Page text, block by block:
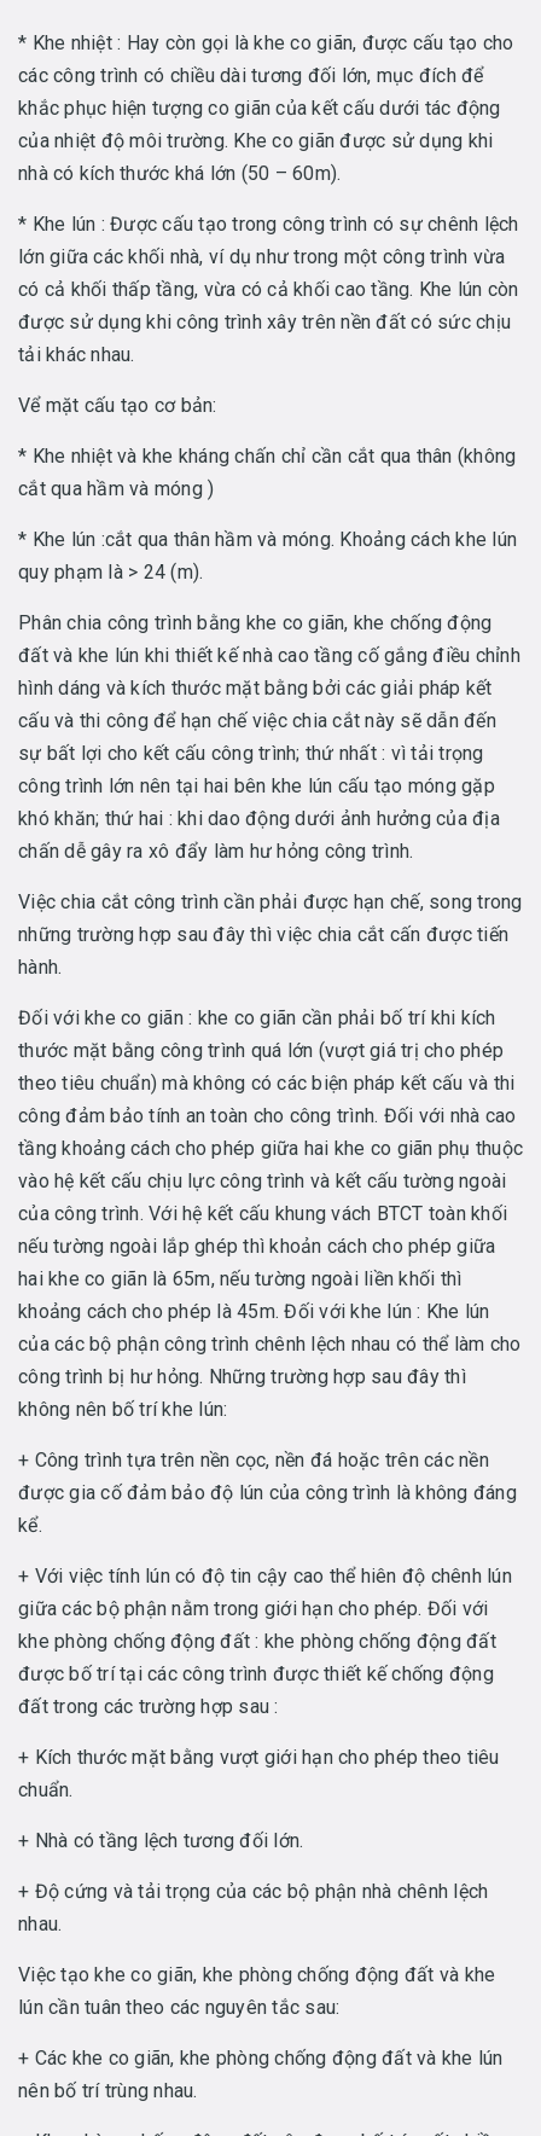
* Khe nhiệt : Hay còn gọi là khe co giãn, được cấu tạo cho
các công trình có chiều dài tương đối lớn, mục đích để
khắc phục hiện tượng co giãn của kết cấu dưới tác động
của nhiệt độ môi trường. Khe co giãn được sử dụng khi
nhà có kích thước khá lớn (50 – 60m).
* Khe lún : Được cấu tạo trong công trình có sự chênh lệch
lớn giữa các khối nhà, ví dụ như trong một công trình vừa
có cả khối thấp tầng, vừa có cả khối cao tầng. Khe lún còn
được sử dụng khi công trình xây trên nền đất có sức chịu
tải khác nhau.
Vể mặt cấu tạo cơ bản:
* Khe nhiệt và khe kháng chấn chỉ cần cắt qua thân (không
cắt qua hầm và móng )
* Khe lún :cắt qua thân hầm và móng. Khoảng cách khe lún
quy phạm là > 24 (m).
Phân chia công trình bằng khe co giãn, khe chống động
đất và khe lún khi thiết kế nhà cao tầng cố gắng điều chỉnh
hình dáng và kích thước mặt bằng bởi các giải pháp kết
cấu và thi công để hạn chế việc chia cắt này sẽ dẫn đến
sự bất lợi cho kết cấu công trình; thứ nhất : vì tải trọng
công trình lớn nên tại hai bên khe lún cấu tạo móng gặp
khó khăn; thứ hai : khi dao động dưới ảnh hưởng của địa
chấn dễ gây ra xô đẩy làm hư hỏng công trình.
Việc chia cắt công trình cần phải được hạn chế, song trong
những trường hợp sau đây thì việc chia cắt cấn được tiến
hành.
Đối với khe co giãn : khe co giãn cần phải bố trí khi kích
thước mặt bằng công trình quá lớn (vượt giá trị cho phép
theo tiêu chuẩn) mà không có các biện pháp kết cấu và thi
công đảm bảo tính an toàn cho công trình. Đối với nhà cao
tầng khoảng cách cho phép giữa hai khe co giãn phụ thuộc
vào hệ kết cấu chịu lực công trình và kết cấu tường ngoài
của công trình. Với hệ kết cấu khung vách BTCT toàn khối
nếu tường ngoài lắp ghép thì khoản cách cho phép giữa
hai khe co giãn là 65m, nếu tường ngoài liền khối thì
khoảng cách cho phép là 45m. Đối với khe lún : Khe lún
của các bộ phận công trình chênh lệch nhau có thể làm cho
công trình bị hư hỏng. Những trường hợp sau đây thì
không nên bố trí khe lún:
+ Công trình tựa trên nền cọc, nền đá hoặc trên các nền
được gia cố đảm bảo độ lún của công trình là không đáng
kể.
+ Với việc tính lún có độ tin cậy cao thể hiên độ chênh lún
giữa các bộ phận nằm trong giới hạn cho phép. Đối với
khe phòng chống động đất : khe phòng chống động đất
được bố trí tại các công trình được thiết kế chống động
đất trong các trường hợp sau :
+ Kích thước mặt bằng vượt giới hạn cho phép theo tiêu
chuẩn.
+ Nhà có tầng lệch tương đối lớn.
+ Độ cứng và tải trọng của các bộ phận nhà chênh lệch
nhau.
Việc tạo khe co giãn, khe phòng chống động đất và khe
lún cần tuân theo các nguyên tắc sau:
+ Các khe co giãn, khe phòng chống động đất và khe lún
nên bố trí trùng nhau.